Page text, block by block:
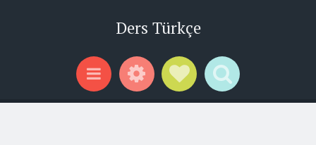
Ders Türkçe
Menu WidgetsSocial Links
Search